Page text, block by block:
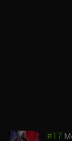
cada enemigo
#17